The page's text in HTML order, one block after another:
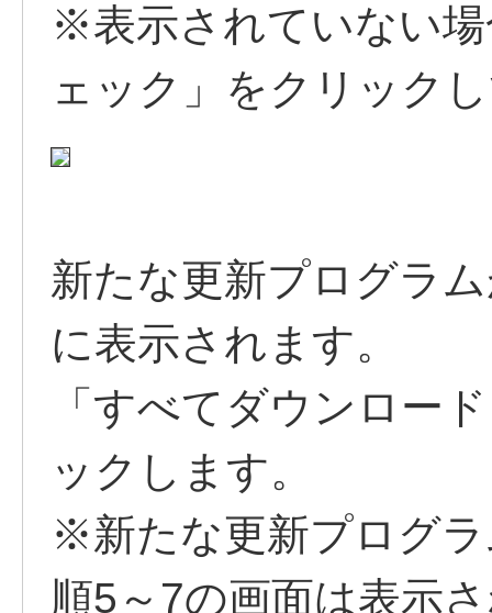
※表示されていない
ェック」をクリック
新たな更新プログラ
に表示されます。
「すべてダウンロー
ックします。
※新たな更新プログ
順5～7の画面は表示